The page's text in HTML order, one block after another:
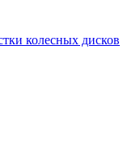
колесных дисков